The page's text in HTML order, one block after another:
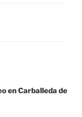
en Carballeda de